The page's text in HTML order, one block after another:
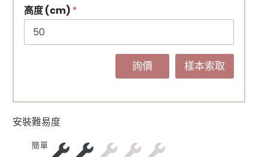
高度 (cm) *
詢價 樣本索取
安裝難易度
簡單